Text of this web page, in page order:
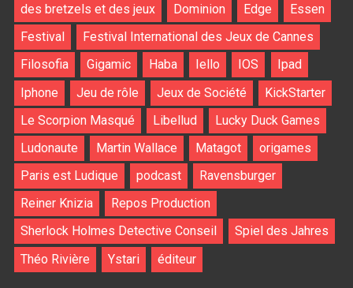
des bretzels et des jeux
Dominion Edge
Essen
Festival
Festival International des Jeux de Cannes
Filosofia
Gigamic Haba Iello IOS
Ipad
Iphone
Jeu de rôle Jeux de Société
KickStarter
Le Scorpion Masqué
Libellud
Lucky Duck Games
Ludonaute
Martin Wallace Matagot
origames
Paris est Ludique
podcast
Ravensburger
Reiner Knizia
Repos Production
Sherlock Holmes Detective Conseil
Spiel des Jahres
Théo Rivière
Ystari éditeur